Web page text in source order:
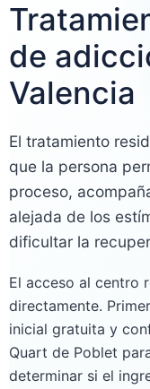
de
Valencia
El tratamiento
que la persona
proceso,
alejada de los
dificultar la
El acceso al centro
directamente.
inicial gratuita y
Quart de Poblet
determinar si el